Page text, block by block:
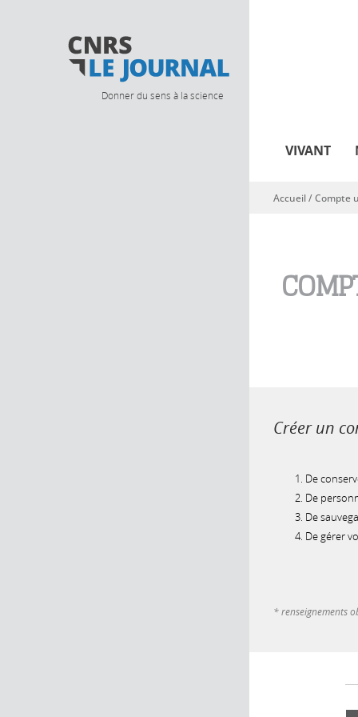
Donner du sens à la science
VIVANT
Vous êtes ici
Accueil/Compte
Créer un
De
De
De
De gérer
* renseignements